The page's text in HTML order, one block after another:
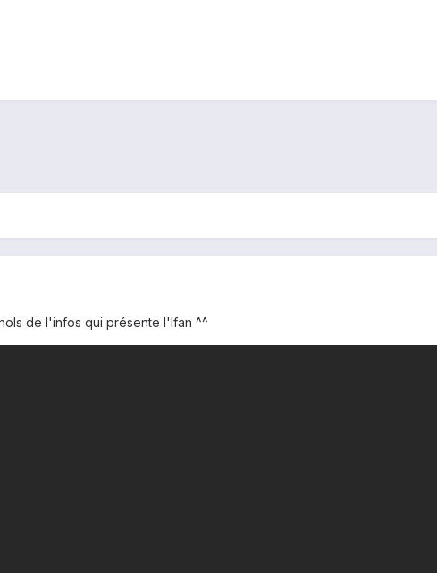
de l'infos qui présente l'Ifan ^^